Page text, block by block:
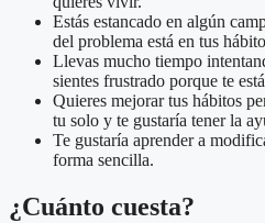
Estás estancado en algún
del problema está en tus
Llevas mucho tiempo
sientes frustrado porque te
Quieres mejorar tus hábitos
tu solo y te gustaría tener la
Te gustaría aprender a
forma sencilla.
¿Cuánto cuesta?